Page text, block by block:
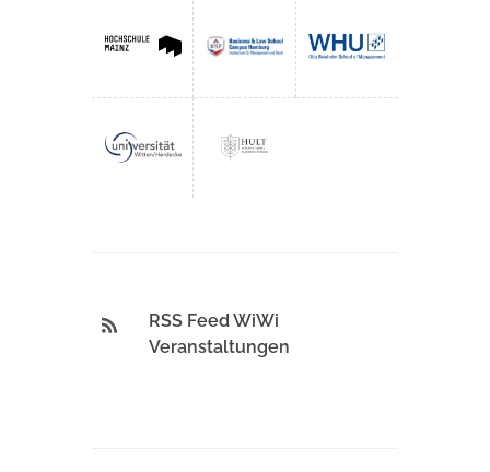
RSS Feed WiWi
Veranstaltungen